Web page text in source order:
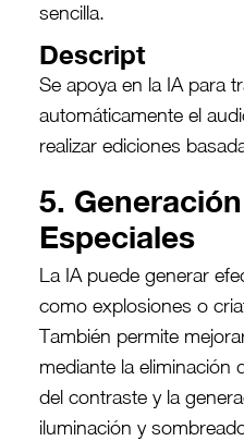
sencilla.
Descript
Se apoya en la IA para
automáticamente el
realizar ediciones
5.
Especiales
La IA puede generar
como explosiones o
También permite
mediante la eliminación
del contraste y la
iluminación y